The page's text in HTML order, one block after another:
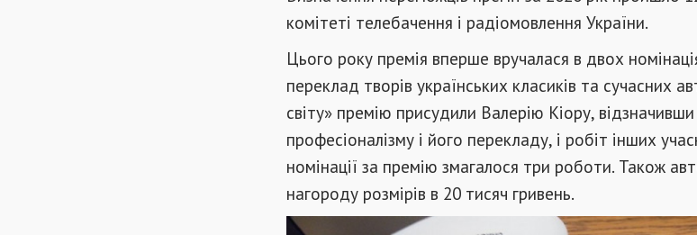
комітеті телебачення і радіомовлення України.
Цього року премія вперше вручалася в двох
переклад творів українських класиків та сучасних
світу» премію присудили Валерію Кіору,
професіоналізму і його перекладу, і робіт інших
номінації за премію змагалося три роботи. Також
нагороду розмірів в 20 тисяч гривень.